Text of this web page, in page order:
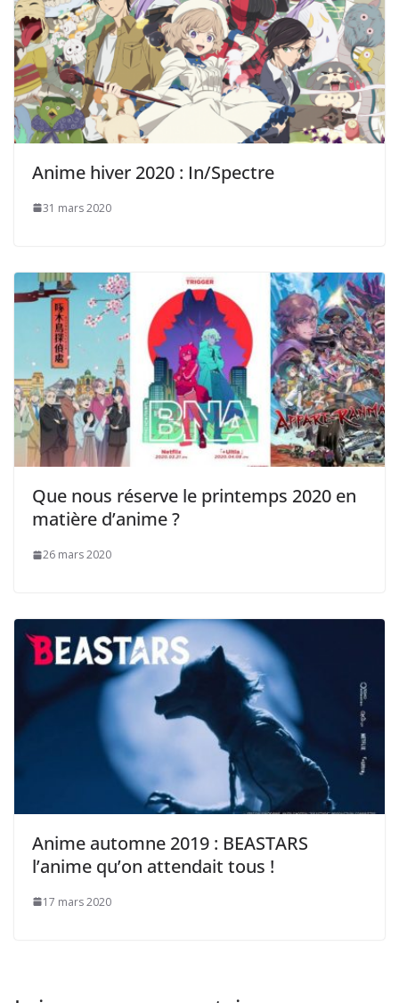
Anime hiver 2020 : In/Spectre
31 mars 2020
Que nous réserve le printemps 2020 en
matière d’anime ?
26 mars 2020
Anime automne 2019 : BEASTARS
l’anime qu’on attendait tous !
17 mars 2020